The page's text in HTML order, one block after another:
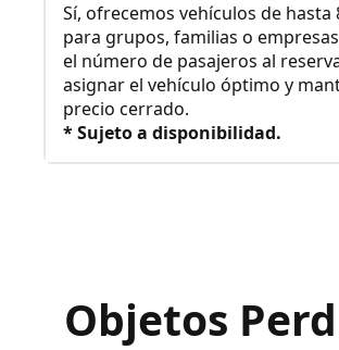
Sí, ofrecemos vehículos de hasta
para grupos, familias o
el número de pasajeros al
asignar el vehículo óptimo y
precio cerrado.
* Sujeto a disponibilidad.
Objetos